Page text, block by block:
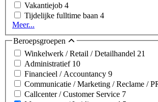
Vakantiejob 4
Tijdelijke fulltime baan 4
Meer...
Beroepsgroepen
Winkelwerk / Retail / Detailhandel 21
Administratief 10
Financieel / Accountancy 9
Communicatie / Marketing / Reclame /
Callcenter / Customer Service 7